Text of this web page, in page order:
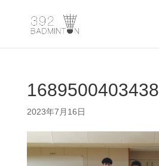
1689500403438
2023年7月16日